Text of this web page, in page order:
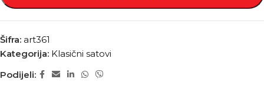
Šifra: art361
Kategorija: Klasični satovi
Podijeli: